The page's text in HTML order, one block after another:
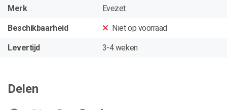
Merk Evezet
Beschikbaarheid Niet op voorraad
Levertijd 3-4 weken
Delen